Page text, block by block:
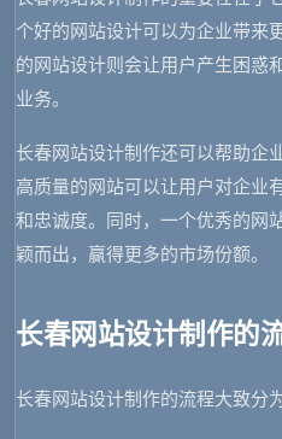
个好的网站设计可以为企业带来
的网站设计则会让用户产生困惑
业务。
长春网站设计制作还可以帮助企
高质量的网站可以让用户对企业
和忠诚度。同时，一个优秀的网
颖而出，赢得更多的市场份额。
长春网站设计制作的
长春网站设计制作的流程大致分